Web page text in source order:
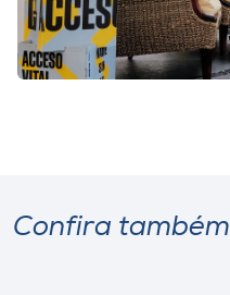
Confira também